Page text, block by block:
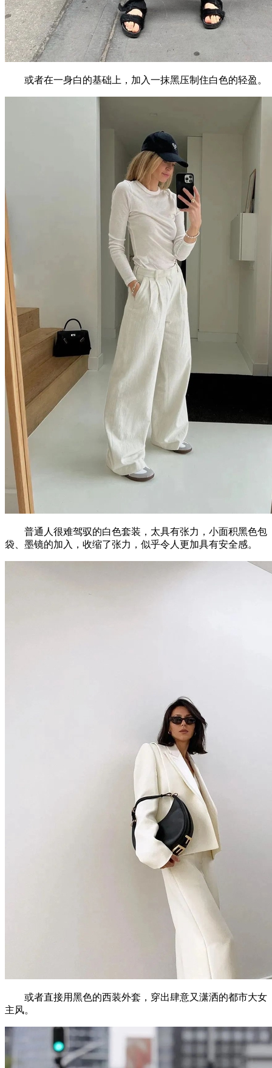
或者在一身白的基础上，加入一抹黑压制住白色的轻盈。
普通人很难驾驭的白色套装，太具有张力，小面积黑色包
袋、墨镜的加入，收缩了张力，似乎令人更加具有安全感。
或者直接用黑色的西装外套，穿出肆意又潇洒的都市大女
主风。